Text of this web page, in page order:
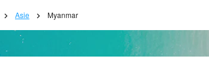
Asie Myanmar